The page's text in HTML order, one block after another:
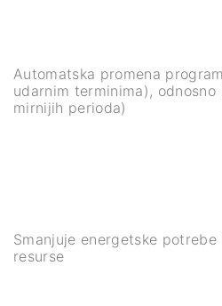
Automatska promena
udarnim terminima),
mirnijih perioda)
Smanjuje energetske
resurse